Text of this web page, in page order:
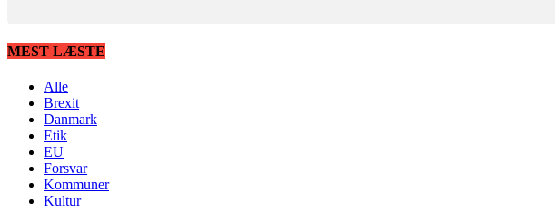
MEST LÆSTE
Alle
Brexit
Danmark
Etik
EU
Forsvar
Kommuner
Kultur